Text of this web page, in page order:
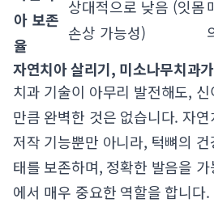
아 보존
율
상대적으로 낮음 (잇몸
손상 가능성)
자연치아 살리기, 미소나무치과
치과 기술이 아무리 발전해도,
만큼 완벽한 것은 없습니다. 자
저작 기능뿐만 아니라, 턱뼈의
태를 보존하며, 정확한 발음을
에서 매우 중요한 역할을 합니다